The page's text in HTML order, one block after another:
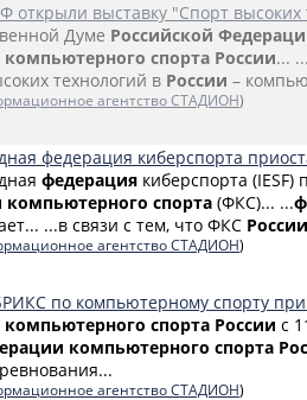
открыли выставку "Спорт высоких
Думе Российской
компьютерного спорта России...
технологий в России –
агентство СТАДИОН)
федерация киберспорта
федерация киберспорта
компьютерного спорта (ФКС)... ...
...в связи с тем, что ФКС России
агентство СТАДИОН)
по компьютерному спорту
компьютерного спорта России с
компьютерного спорта
агентство СТАДИОН)